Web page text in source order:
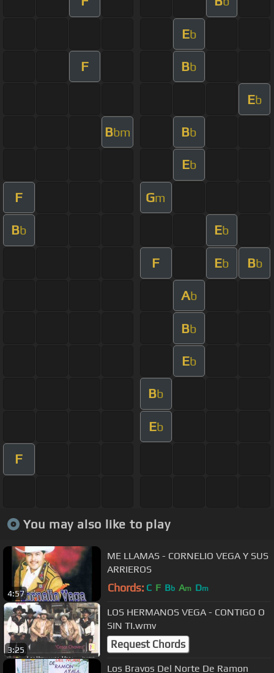
Eb
F Bb
Eb
Bbm Bb
Eb
F Gm
Bb Eb
F Eb Bb
Ab
Bb
Eb
Bb
Eb
F
You may also like to play
4:57
ME LLAMAS - CORNELIO VEGA Y SUS
ARRIEROS
Chords: C F Bb Am Dm
3:25
LOS HERMANOS VEGA - CONTIGO O
SIN TI.wmv
Request Chords
Los Bravos Del Norte De Ramon